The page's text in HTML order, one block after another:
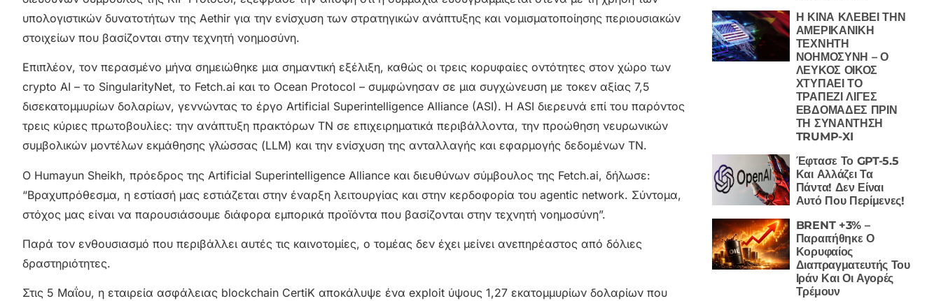
υπολογιστικών δυνατοτήτων της Aethir για την ενίσχυση των στρατηγικών ανάπτυξης και νομισματοποίησης περιουσιακών
στοιχείων που βασίζονται στην τεχνητή νοημοσύνη.
Επιπλέον, τον περασμένο μήνα σημειώθηκε μια σημαντική εξέλιξη, καθώς οι τρεις κορυφαίες οντότητες στον χώρο των
crypto AI – το SingularityNet, το Fetch.ai και το Ocean Protocol – συμφώνησαν σε μια συγχώνευση με τοκεν αξίας 7,5
δισεκατομμυρίων δολαρίων, γεννώντας το έργο Artificial Superintelligence Alliance (ASI). Η ASI διερευνά επί του παρόντος
τρεις κύριες πρωτοβουλίες: την ανάπτυξη πρακτόρων ΤΝ σε επιχειρηματικά περιβάλλοντα, την προώθηση νευρωνικών
συμβολικών μοντέλων εκμάθησης γλώσσας (LLM) και την ενίσχυση της ανταλλαγής και εφαρμογής δεδομένων ΤΝ.
Ο Humayun Sheikh, πρόεδρος της Artificial Superintelligence Alliance και διευθύνων σύμβουλος της Fetch.ai, δήλωσε:
“Βραχυπρόθεσμα, η εστίασή μας εστιάζεται στην έναρξη λειτουργίας και στην κερδοφορία του agentic network. Σύντομα,
στόχος μας είναι να παρουσιάσουμε διάφορα εμπορικά προϊόντα που βασίζονται στην τεχνητή νοημοσύνη”.
Παρά τον ενθουσιασμό που περιβάλλει αυτές τις καινοτομίες, ο τομέας δεν έχει μείνει ανεπηρέαστος από δόλιες
δραστηριότητες.
Στις 5 Μαΐου, η εταιρεία ασφάλειας blockchain CertiK αποκάλυψε ένα exploit ύψους 1,27 εκατομμυρίων δολαρίων που
Η ΚΙΝΑ ΚΛΕΒΕΙ ΤΗΝ
ΑΜΕΡΙΚΑΝΙΚΗ
ΤΕΧΝΗΤΗ
ΝΟΗΜΟΣΥΝΗ – Ο
ΛΕΥΚΟΣ ΟΙΚΟΣ
ΧΤΥΠΑΕΙ ΤΟ
ΤΡΑΠΕΖΙ ΛΙΓΕΣ
ΕΒΔΟΜΑΔΕΣ ΠΡΙΝ
ΤΗ ΣΥΝΑΝΤΗΣΗ
TRUMP-XI
Έφτασε Το GPT-5.5
Και Αλλάζει Τα
Πάντα! Δεν Είναι
Αυτό Που Περίμενες!
BRENT +3% –
Παραιτήθηκε Ο
Κορυφαίος
Διαπραγματευτής Του
Ιράν Και Οι Αγορές
Τρέμουν